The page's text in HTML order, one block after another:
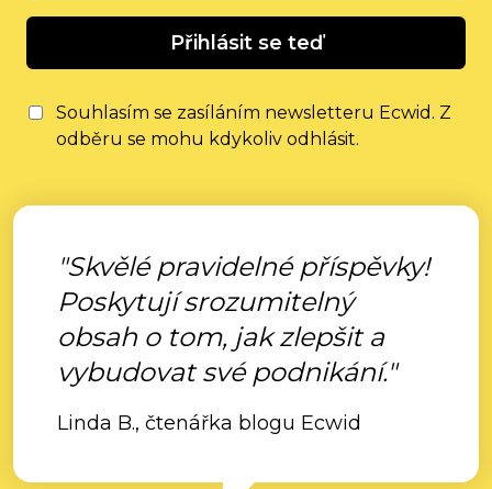
Přihlásit se teď
Souhlasím se zasíláním newsletteru Ecwid. Z
odběru se mohu kdykoliv odhlásit.
"Skvělé pravidelné příspěvky!
Poskytují srozumitelný
obsah o tom, jak zlepšit a
vybudovat své podnikání."
Linda B., čtenářka blogu Ecwid